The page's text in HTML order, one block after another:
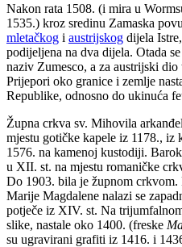
Nakon rata 1508. (i mira u
1535.) kroz sredinu Zamaska
mletačkog i austrijskog dijela
podijeljena na dva dijela. Otada
naziv Zumesco, a za austrijski
Prijepori oko granice i zemlje
Republike, odnosno do ukinuća
Župna crkva sv. Mihovila
mjestu gotičke kapele iz 1178., iz
1576. na kamenoj kustodiji.
u XII. st. na mjestu romaničke
Do 1903. bila je župnom
Marije Magdalene nalazi se
potječe iz XIV. st. Na
slike, nastale oko 1400. (freske
su ugravirani grafiti iz 1416. i